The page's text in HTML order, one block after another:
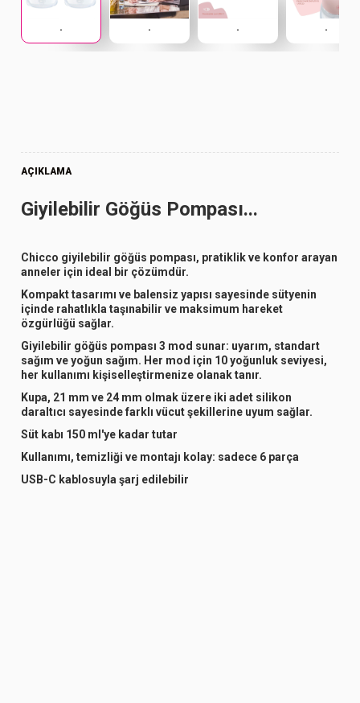
. . . .
AÇIKLAMA
Giyilebilir Göğüs Pompası...
Chicco giyilebilir göğüs pompası, pratiklik ve konfor arayan
anneler için ideal bir çözümdür.
Kompakt tasarımı ve balensiz yapısı sayesinde sütyenin
içinde rahatlıkla taşınabilir ve maksimum hareket
özgürlüğü sağlar.
Giyilebilir göğüs pompası 3 mod sunar: uyarım, standart
sağım ve yoğun sağım. Her mod için 10 yoğunluk seviyesi,
her kullanımı kişiselleştirmenize olanak tanır.
Kupa, 21 mm ve 24 mm olmak üzere iki adet silikon
daraltıcı sayesinde farklı vücut şekillerine uyum sağlar.
Süt kabı 150 ml'ye kadar tutar
Kullanımı, temizliği ve montajı kolay: sadece 6 parça
USB-C kablosuyla şarj edilebilir